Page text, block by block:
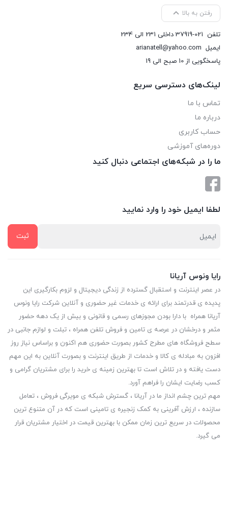
رفتن به بالا
تلفن 37919-021 داخلی 231 الی 234
ایمیل arianatell@yahoo.com
پاسخگویی از 10 صبح الی 19
لینک‌های دسترسی سریع
تماس با ما
درباره ما
حساب کاربری
دوره‌های آموزشی
ما را در شبکه‌های اجتماعی دنبال کنید
لطفا ایمیل خود را وارد نمایید
رایا ونوس آریانا
در عصر اینترنت و استقبال گسترده از زندگی دیجیتال و لزوم بکارگیری این
پدیده ی قدرتمند برای ارائه ی خدمات غیر حضوری و آنلاین شرکت رایا ونوس
آریانا همراه با دارا بودن مجوزهای رسمی و قانونی و بیش از یک دهه حضور
مثمر و درخشان در عرصه ی تامین و فروش تلفن همراه ، تبلت و لوازم جانبی در
سطح فروشگاه های مطرح کشور بصورت حضوری هم اکنون و براساس نیاز روز
افزون به مبادله ی کالا و خدمات از طریق اینترنت و بصورت آنلاین به این مهم
دست یافته و در تلاش است تا بهترین زمینه ی خرید را برای مشتریان گرامی و
کسب رضایت ایشان را فراهم آورد.
مهم ترین چشم انداز ما در آریانا ، گسترش شبکه ی مویرگی فروش ، تعامل
سازنده ، ارزش آفرینی به کمک زنجیره ی تامینی است که در آن متنوع ترین
محصولات در سریع ترین زمان ممکن با بهترین قیمت در اختیار مشتریان قرار
می گیرد.